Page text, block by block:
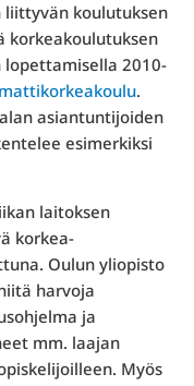
liittyvän koulutuksen
korkeakoulutuksen
2010-
.
asiantuntijoiden
esimerkiksi
laitoksen
korkea-
Oulun yliopisto
harvoja
ja
mm. laajan
Myös